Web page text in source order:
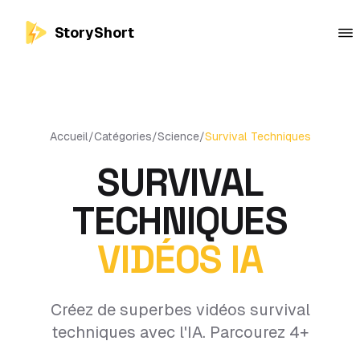
StoryShort
Accueil/Catégories/Science/Survival Techniques
SURVIVAL
TECHNIQUES
VIDÉOS IA
Créez de superbes vidéos survival
techniques avec l'IA. Parcourez 4+